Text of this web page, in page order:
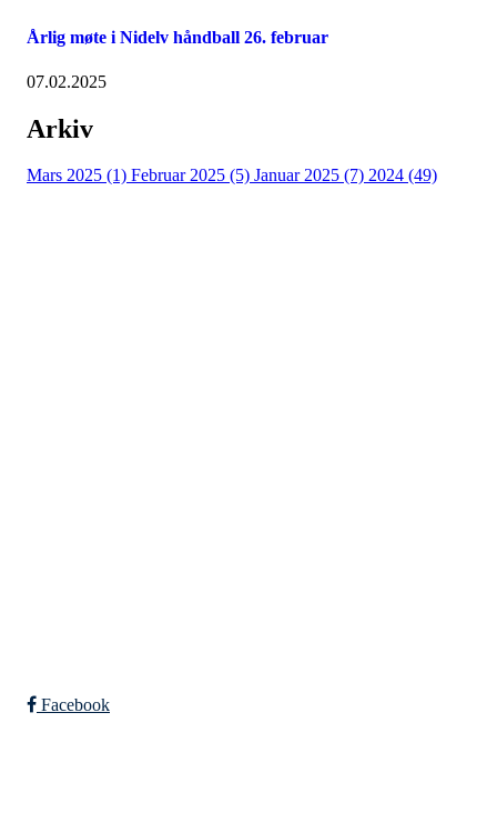
Årlig møte i Nidelv håndball 26. februar
07.02.2025
Arkiv
Mars 2025 (1) Februar 2025 (5) Januar 2025 (7) 2024 (49)
Facebook